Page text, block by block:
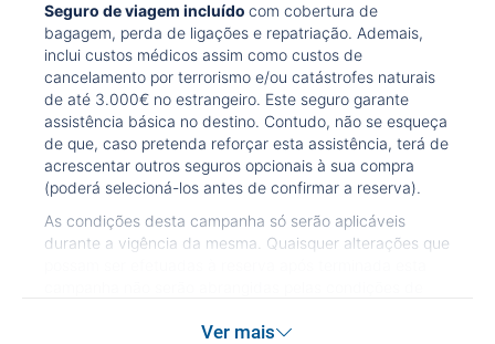
Seguro de viagem incluído com cobertura de
bagagem, perda de ligações e repatriação. Ademais,
inclui custos médicos assim como custos de
cancelamento por terrorismo e/ou catástrofes naturais
de até 3.000€ no estrangeiro. Este seguro garante
assistência básica no destino. Contudo, não se esqueça
de que, caso pretenda reforçar esta assistência, terá de
acrescentar outros seguros opcionais à sua compra
(poderá selecioná-los antes de confirmar a reserva).
As condições desta campanha só serão aplicáveis
durante a vigência da mesma. Quaisquer alterações que
Ver mais